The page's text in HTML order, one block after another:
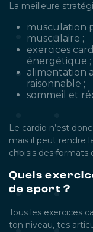
La meilleure
musculation
musculaire ;
exercices
énergétique ;
alimentation
raisonnable ;
sommeil et
Le cardio n’est
mais il peut rendre
choisis des formats
Quels
de sport ?
Tous les exercices
ton niveau, tes